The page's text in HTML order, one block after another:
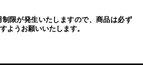
限が発生いたしますので、商品は必ず
ようお願いいたします。